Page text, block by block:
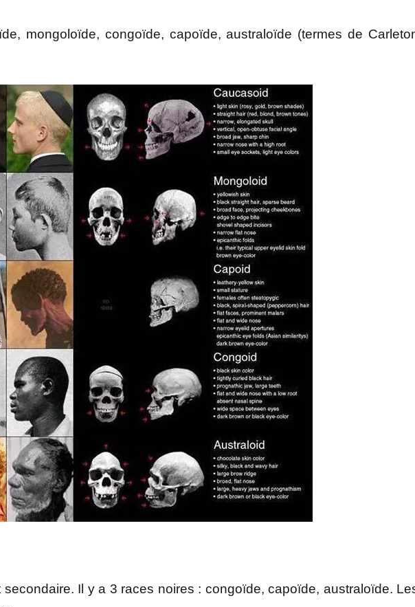
mongoloïde, congoïde, capoïde, australoïde (termes de
Il y a 3 races noires : congoïde, capoïde, australoïde.